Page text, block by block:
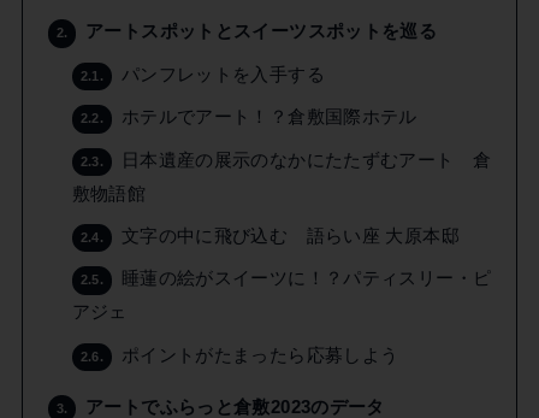
2. アートスポットとスイーツスポットを巡る
2.1. パンフレットを入手する
2.2. ホテルでアート！？倉敷国際ホテル
2.3.
日本遺産の展示のなかにたたずむアート 倉
敷物語館
2.4. 文字の中に飛び込む 語らい座 大原本邸
2.5.
睡蓮の絵がスイーツに！？パティスリー・ピ
アジェ
2.6. ポイントがたまったら応募しよう
3. アートでふらっと倉敷2023のデータ